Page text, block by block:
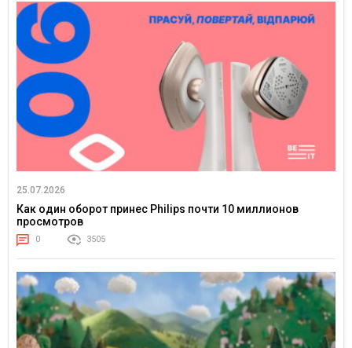
25.07.2026
Как один оборот принес Philips почти 10 миллионов
просмотров
0 3505